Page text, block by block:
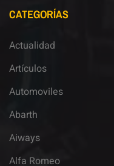
CATEGORÍAS
Actualidad
Artículos
Automoviles
Abarth
Aiways
Alfa Romeo